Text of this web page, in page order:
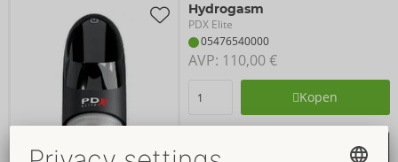
Hydrogasm
PDX Elite
05476540000
AVP: 110,00 €
Kopen
Verlanglijstje selecteren